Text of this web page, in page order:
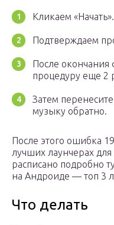
Кликаем «Начать».
Подтверждаем
После окончания
процедуру еще 2
Затем
музыку обратно.
После этого ошибка
лучших лаунчерах
расписано подробно
на Андроиде — топ 3
Что делать